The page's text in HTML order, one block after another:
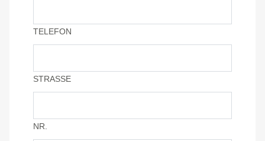
TELEFON
STRASSE
NR.